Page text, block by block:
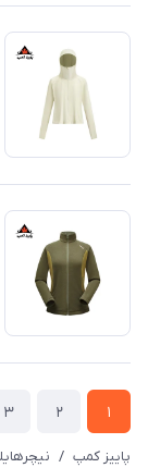
1
2
3
پاییز کمپ /